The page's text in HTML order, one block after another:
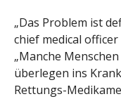
„Das Problem ist
chief medical
„Manche
überlegen ins
Rettungs-